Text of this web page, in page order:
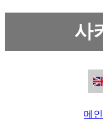
사
메